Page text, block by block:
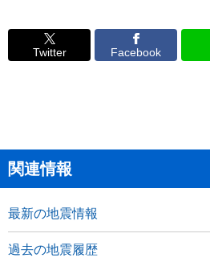
Twitter Facebook
関連情報
最新の地震情報
過去の地震履歴